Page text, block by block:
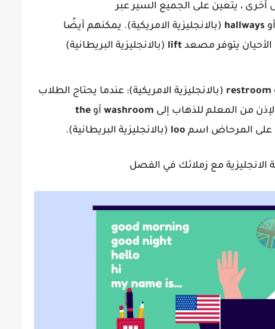
أخرى ، يتعين على الجميع السير عبر
hallways (بالانجليزية الامريكية). يمكنهم أيضًا
يتوفر مصعد lift (بالانجليزية البريطانية)
restroom (بالانجليزية الامريكية): عندما يحتاج الطلاب
من المعلم للذهاب إلى washroom أو the
على المرحاض اسم loo (بالانجليزية البريطانية).
الانجليزية مع زملائك في الفصل